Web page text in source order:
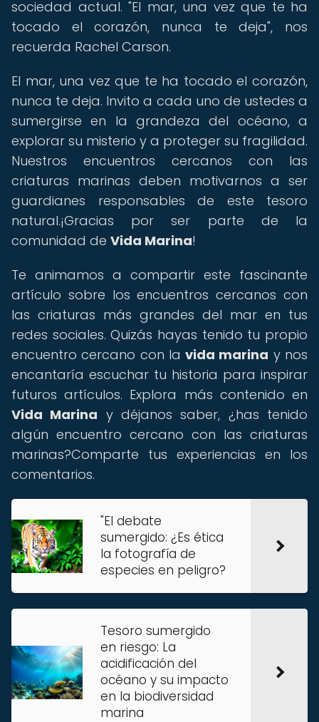
sociedad actual. "El mar, una vez que te ha
tocado el corazón, nunca te deja", nos
recuerda Rachel Carson.
El mar, una vez que te ha tocado el corazón,
nunca te deja. Invito a cada uno de ustedes a
sumergirse en la grandeza del océano, a
explorar su misterio y a proteger su fragilidad.
Nuestros encuentros cercanos con las
criaturas marinas deben motivarnos a ser
guardianes responsables de este tesoro
natural.¡Gracias por ser parte de la
comunidad de Vida Marina!
Te animamos a compartir este fascinante
artículo sobre los encuentros cercanos con
las criaturas más grandes del mar en tus
redes sociales. Quizás hayas tenido tu propio
encuentro cercano con lavida marina y nos
encantaría escuchar tu historia para inspirar
futuros artículos. Explora más contenido en
Vida Marina y déjanos saber, ¿has tenido
algún encuentro cercano con las criaturas
marinas?Comparte tus experiencias en los
comentarios.
"El debate
sumergido: ¿Es ética
la fotografía de
especies en peligro?
Tesoro sumergido
en riesgo: La
acidificación del
océano y su impacto
en la biodiversidad
marina